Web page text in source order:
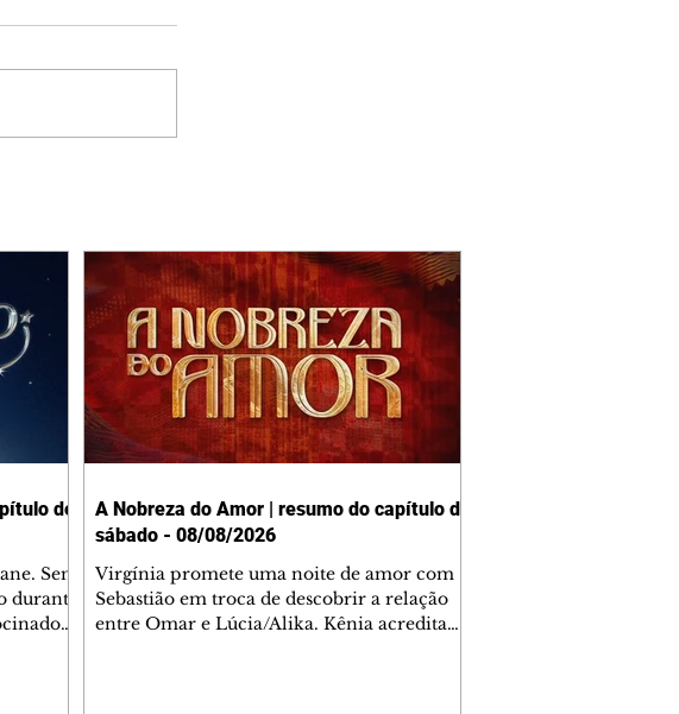
de
Sem
durante
A Nobreza do Amor | resumo do capítulo de
sábado - 08/08/2026
Virgínia promete uma noite de amor com
Sebastião em troca de descobrir a relação
entre Omar e Lúcia/Alika. Kênia acredita